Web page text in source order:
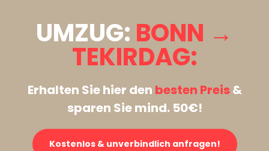
UMZUG: BONN →
TEKIRDAG:
Erhalten Sie hier den besten Preis&
sparen Sie mind. 50€!
Kostenlos & unverbindlich anfragen!